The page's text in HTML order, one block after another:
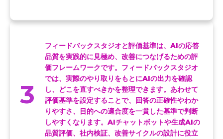
3
フィードバックスタジオと評価基準は、AIの応答
品質を実践的に見極め、改善につなげるための評
価フレームワークです。フィードバックスタジオ
では、実際のやり取りをもとにAIの出力を確認
し、どこを直すべきかを整理できます。あわせて
評価基準を設定することで、回答の正確性やわか
りやすさ、目的への適合度を一貫した基準で判断
しやすくなります。AIチャットボットや生成AIの
品質評価、社内検証、改善サイクルの設計に役立